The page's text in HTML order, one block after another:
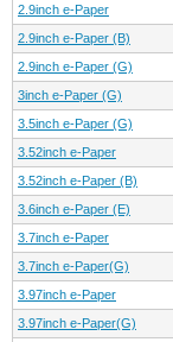
2.9inch e-Paper
2.9inch e-Paper (B)
2.9inch e-Paper (G)
3inch e-Paper (G)
3.5inch e-Paper (G)
3.52inch e-Paper
3.52inch e-Paper (B)
3.6inch e-Paper (E)
3.7inch e-Paper
3.7inch e-Paper(G)
3.97inch e-Paper
3.97inch e-Paper(G)